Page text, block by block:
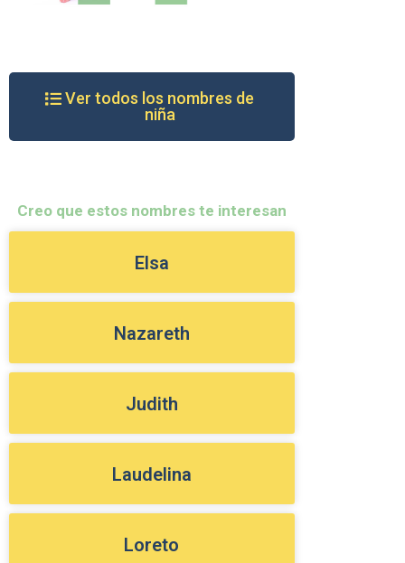
Ver todos los nombres de
niña
Creo que estos nombres te interesan
Elsa
Nazareth
Judith
Laudelina
Loreto